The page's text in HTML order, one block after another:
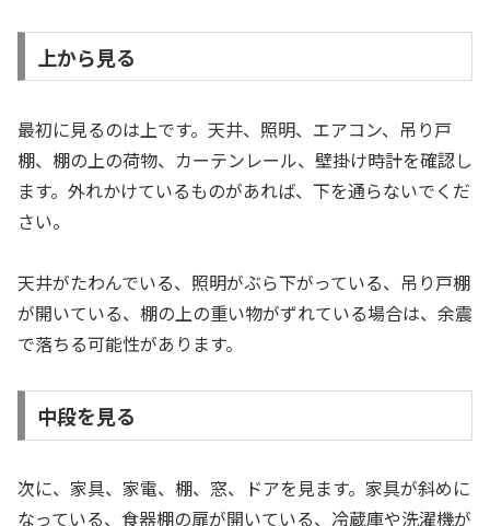
上から見る
最初に見るのは上です。天井、照明、エアコン、吊り戸
棚、棚の上の荷物、カーテンレール、壁掛け時計を確認し
ます。外れかけているものがあれば、下を通らないでくだ
さい。
天井がたわんでいる、照明がぶら下がっている、吊り戸棚
が開いている、棚の上の重い物がずれている場合は、余震
で落ちる可能性があります。
中段を見る
次に、家具、家電、棚、窓、ドアを見ます。家具が斜めに
なっている、食器棚の扉が開いている、冷蔵庫や洗濯機が